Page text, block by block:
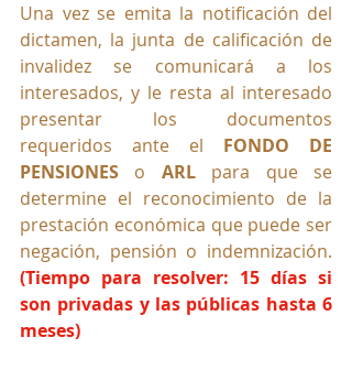
Una vez se emita la notificación del
dictamen, la junta de calificación de
invalidez se comunicará a los
interesados, y le resta al interesado
presentar los documentos
requeridos ante el FONDO DE
PENSIONES o ARL para que se
determine el reconocimiento de la
prestación económica que puede ser
negación, pensión o indemnización.
(Tiempo para resolver: 15 días si
son privadas y las públicas hasta 6
meses)